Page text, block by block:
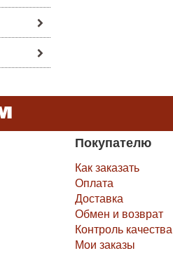
Покупателю
Как заказать
Оплата
Доставка
Обмен и возврат
Контроль качества
Мои заказы